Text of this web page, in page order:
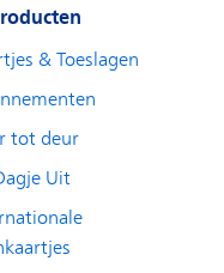
& Toeslagen
tot deur
Uit